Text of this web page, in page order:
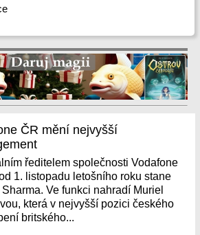
ČR mění nejvyšší
ředitelem společnosti Vodafone
1. listopadu letošního roku stane
Ve funkci nahradí Muriel
která v nejvyšší pozici českého
britského...